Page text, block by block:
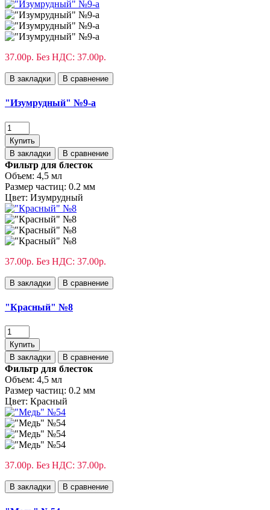
37.00р. Без НДС: 37.00р.
В закладки В сравнение
"Изумрудный" №9-а
Купить
В закладки
В сравнение
Фильтр для блесток
Объем: 4,5 мл
Размер частиц: 0.2 мм
Цвет: Изумрудный
37.00р. Без НДС: 37.00р.
В закладки В сравнение
"Красный" №8
Купить
В закладки
В сравнение
Фильтр для блесток
Объем: 4,5 мл
Размер частиц: 0.2 мм
Цвет: Красный
37.00р. Без НДС: 37.00р.
В закладки В сравнение